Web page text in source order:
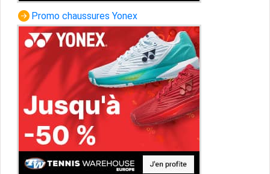
Promo chaussures Yonex